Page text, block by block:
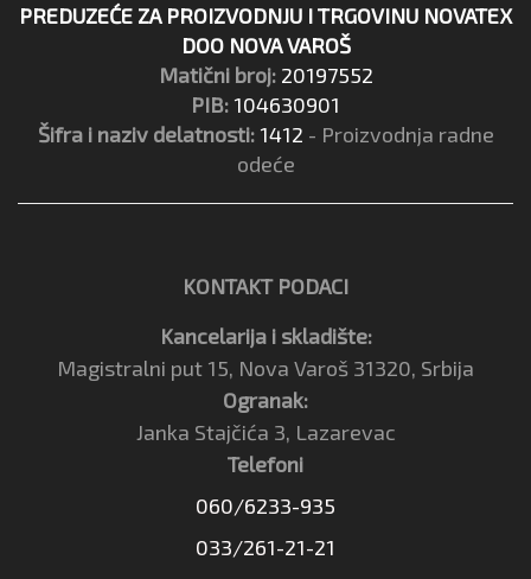
PREDUZEĆE ZA PROIZVODNJU I TRGOVINU NOVATEX
DOO NOVA VAROŠ
Matični broj: 20197552
PIB: 104630901
Šifra i naziv delatnosti: 1412 - Proizvodnja radne
odeće
KONTAKT PODACI
Kancelarija i skladište:
Magistralni put 15, Nova Varoš 31320, Srbija
Ogranak:
Janka Stajčića 3, Lazarevac
Telefoni
060/6233-935
033/261-21-21